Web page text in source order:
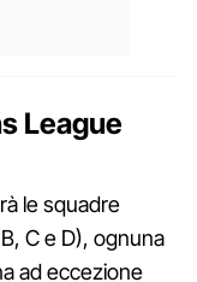
League
le squadre
C e D), ognuna
ad eccezione